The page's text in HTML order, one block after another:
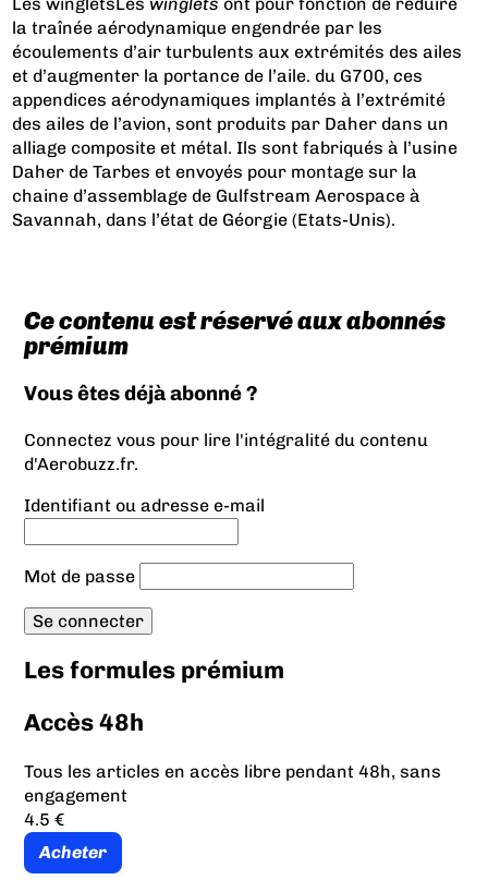
la traînée aérodynamique engendrée par les
écoulements d’air turbulents aux extrémités des ailes
et d’augmenter la portance de l’aile. du G700, ces
appendices aérodynamiques implantés à l’extrémité
des ailes de l’avion, sont produits par Daher dans un
alliage composite et métal. Ils sont fabriqués à l’usine
Daher de Tarbes et envoyés pour montage sur la
chaine d’assemblage de Gulfstream Aerospace à
Savannah, dans l’état de Géorgie (Etats-Unis).
Ce contenu est réservé aux abonnés
prémium
Vous êtes déjà abonné ?
Connectez vous pour lire l'intégralité du contenu
d'Aerobuzz.fr.
Identifiant ou adresse e-mail
Mot de passe
Les formules prémium
Accès 48h
Tous les articles en accès libre pendant 48h, sans
engagement
4.5 €
Acheter